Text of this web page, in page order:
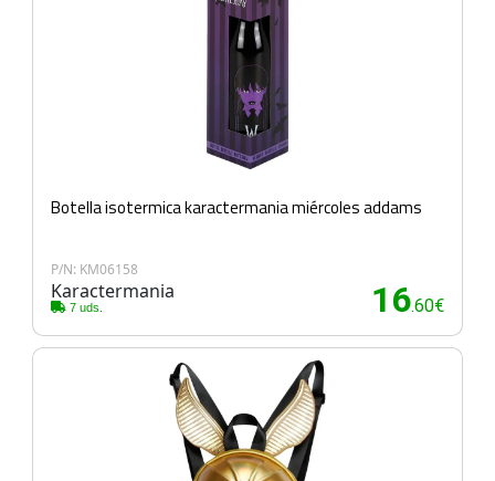
Botella isotermica karactermania miércoles addams
P/N: KM06158
Karactermania
7 uds. 16.60€